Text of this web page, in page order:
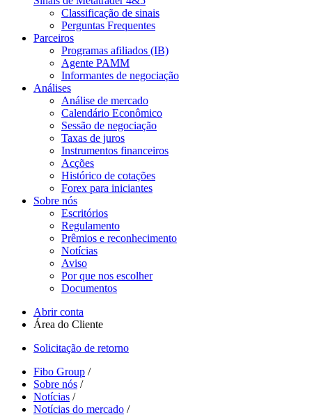
Classificação de sinais
Perguntas Frequentes
Parceiros
Programas afiliados (IB)
Agente PAMM
Informantes de negociação
Análises
Análise de mercado
Calendário Econômico
Sessão de negociação
Taxas de juros
Instrumentos financeiros
Acções
Histórico de cotações
Forex para iniciantes
Sobre nós
Escritórios
Regulamento
Prêmios e reconhecimento
Notícias
Aviso
Por que nos escolher
Documentos
Abrir conta
Área do Cliente
Solicitação de retorno
Fibo Group /
Sobre nós /
Notícias /
Notícias do mercado /